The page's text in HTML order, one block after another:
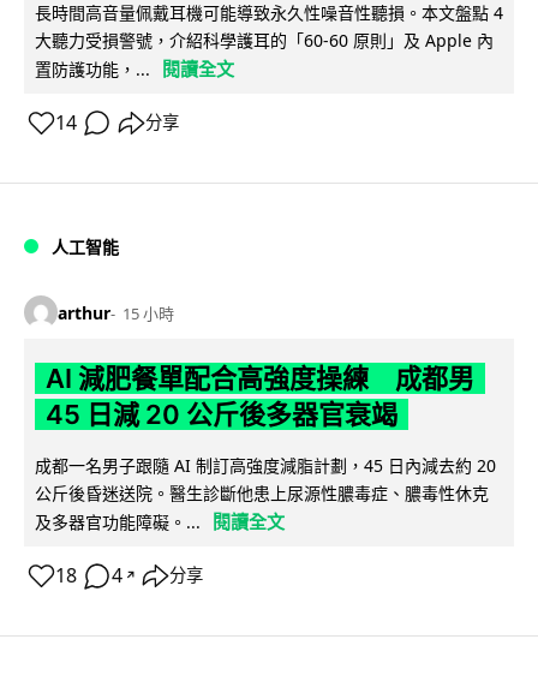
長時間高音量佩戴耳機可能導致永久性噪音性聽損。本文盤點 4
大聽力受損警號，介紹科學護耳的「60-60 原則」及 Apple 內
置防護功能，...
閱讀全文
14 分享
人工智能
arthur 15 小時
AI 減肥餐單配合高強度操練 成都男
45 日減 20 公斤後多器官衰竭
成都一名男子跟隨 AI 制訂高強度減脂計劃，45 日內減去約 20
公斤後昏迷送院。醫生診斷他患上尿源性膿毒症、膿毒性休克
及多器官功能障礙。...
閱讀全文
18 4 ↗ 分享